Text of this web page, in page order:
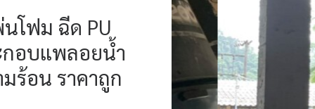
โฟม ฉีด PU
อบแพลอยน้ำ
ร้อน ราคาถูก